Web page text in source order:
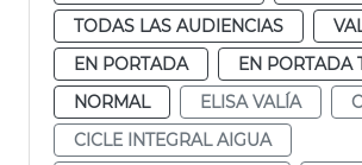
TODAS LAS AUDIENCIAS
EN PORTADA
EN PORTADA
NORMAL
ELISA VALÍA
CICLE INTEGRAL AIGUA